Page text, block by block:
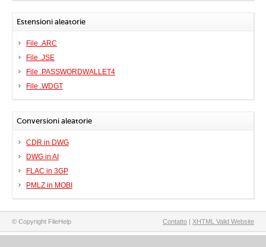
Estensioni aleatorie
File .ARC
File .JSE
File .PASSWORDWALLET4
File .WDGT
Conversioni aleatorie
CDR in DWG
DWG in AI
FLAC in 3GP
PMLZ in MOBI
© Copyright FileHelp Contatto | XHTML Valid Website